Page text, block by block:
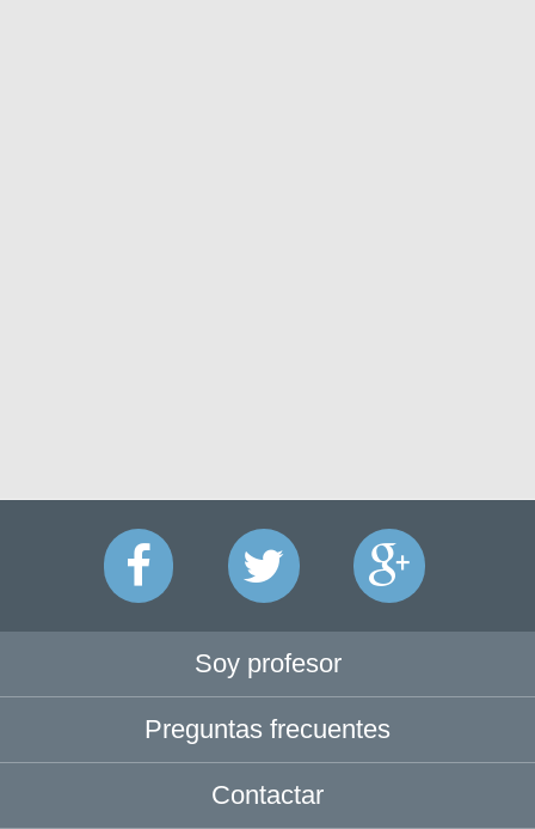
Soy profesor
Preguntas frecuentes
Contactar